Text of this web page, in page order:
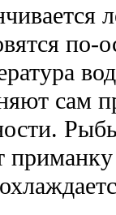
по-
сам